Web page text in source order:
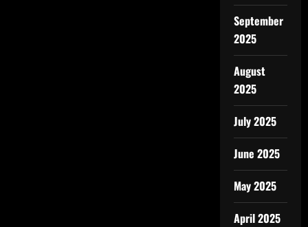
September
2025
August
2025
July 2025
June 2025
May 2025
April 2025